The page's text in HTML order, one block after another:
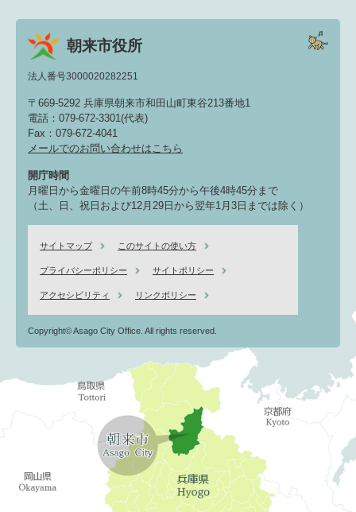
朝来市役所
法人番号3000020282251
〒669-5292 兵庫県朝来市和田山町東谷213番地1
電話：079-672-3301(代表)
Fax：079-672-4041
メールでのお問い合わせはこちら
開庁時間
月曜日から金曜日の午前8時45分から午後4時45分まで
（土、日、祝日および12月29日から翌年1月3日までは除く）
サイトマップ このサイトの使い方
プライバシーポリシー サイトポリシー
アクセシビリティ リンクポリシー
Copyright© Asago City Office. All rights reserved.